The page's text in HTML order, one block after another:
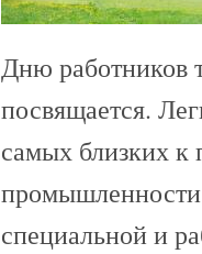
Дню работников
посвящается.
самых близких к
специальной и